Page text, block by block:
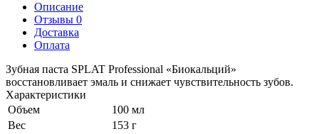
Описание
Отзывы 0
Доставка
Оплата
Зубная паста SPLAT Professional «Биокальций»
восстановливает эмаль и снижает чувствительность зубов.
Характеристики
Объем
100 мл
Вес
153 г